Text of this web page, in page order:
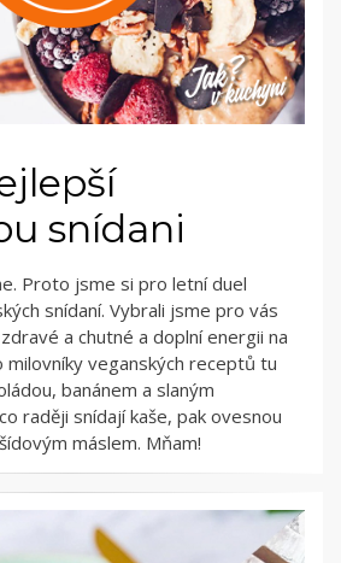
snídani
Proto jsme si pro letní duel
snídaní. Vybrali jsme pro vás
a chutné a doplní energii na
milovníky veganských receptů tu
banánem a slaným
raději snídají kaše, pak ovesnou
máslem. Mňam!